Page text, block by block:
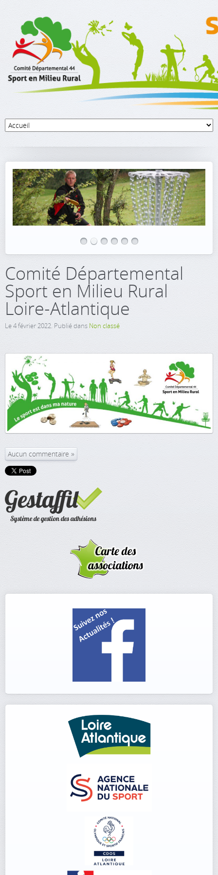
Comité Départemental
Sport en Milieu Rural
Loire-Atlantique
Le4 février 2022. Publié dans Non classé
Aucun commentaire